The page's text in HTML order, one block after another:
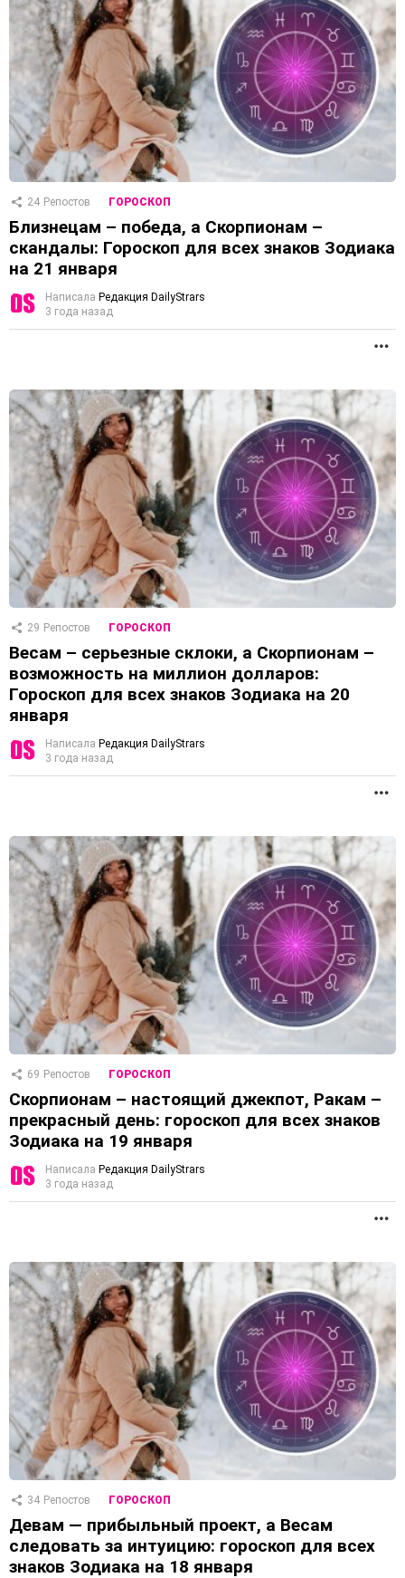
24 Репостов ГОРОСКОП
Близнецам – победа, а Скорпионам –
скандалы: Гороскоп для всех знаков Зодиака
на 21 января
Написала Редакция DailyStrars
3 года назад
29 Репостов ГОРОСКОП
Весам – серьезные склоки, а Скорпионам –
возможность на миллион долларов:
Гороскоп для всех знаков Зодиака на 20
января
Написала Редакция DailyStrars
3 года назад
69 Репостов ГОРОСКОП
Скорпионам – настоящий джекпот, Ракам –
прекрасный день: гороскоп для всех знаков
Зодиака на 19 января
Написала Редакция DailyStrars
3 года назад
34 Репостов ГОРОСКОП
Девам — прибыльный проект, а Весам
следовать за интуицию: гороскоп для всех
знаков Зодиака на 18 января